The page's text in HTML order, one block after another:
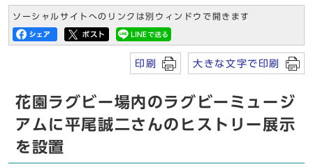
ソーシャルサイトへのリンクは別ウィンドウで開きます
印刷 大きな文字で印刷
花園ラグビー場内のラグビーミュージ
アムに平尾誠二さんのヒストリー展示
を設置